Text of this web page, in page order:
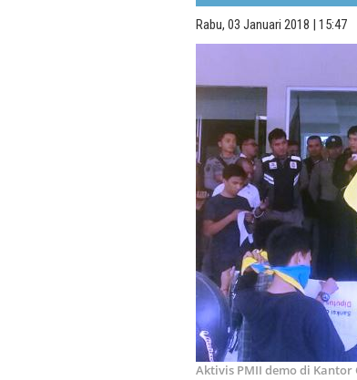
Rabu, 03 Januari 2018 | 15:47
Aktivis PMII demo di Kantor